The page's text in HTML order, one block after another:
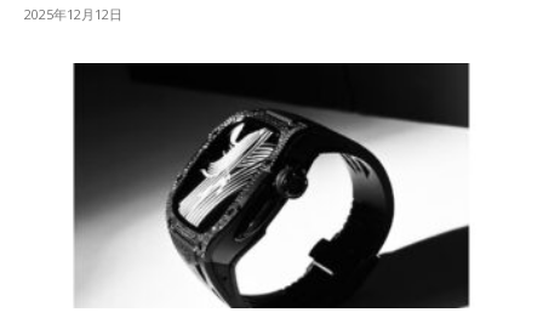
2025年12月12日